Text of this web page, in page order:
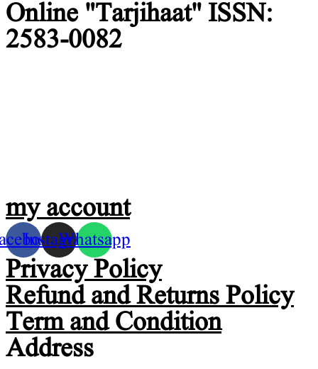
Online "Tarjihaat" ISSN:
2583-0082
my account
InstagramWhatsapp
Privacy Policy
Refund and Returns Policy
Term and Condition
Address